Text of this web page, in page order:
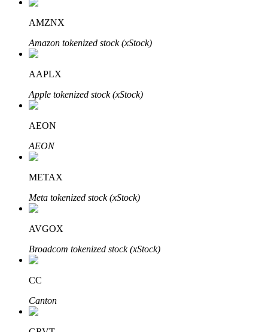
Изучите стейкинг
Узнайте о пассивном доходе
Bitrue
AMZNX
Amazon tokenized stock (xStock)
AAPLX
Apple tokenized stock (xStock)
AEON
AEON
METAX
Meta tokenized stock (xStock)
AVGOX
Broadcom tokenized stock (xStock)
CC
Canton